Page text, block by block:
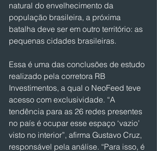
natural do envelhecimento da
população brasileira, a próxima
batalha deve ser em outro território: as
pequenas cidades brasileiras.
Essa é uma das conclusões de estudo
realizado pela corretora RB
Investimentos, a qual o NeoFeed teve
acesso com exclusividade. “A
tendência para as 26 redes presentes
no país é ocupar esse espaço ‘vazio’
visto no interior”, afirma Gustavo Cruz,
responsável pela análise. “Para isso, é